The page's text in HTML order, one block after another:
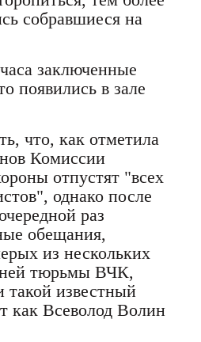
собравшиеся на
заключенные
появились в зале
что, как отметила
Комиссии
отпустят "всех
однако после
раз
обещания,
из нескольких
тюрьмы ВЧК,
такой известный
как Всеволод Волин